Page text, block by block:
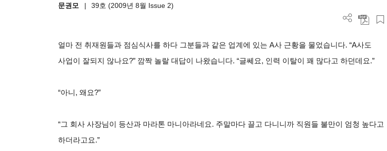
문권모 | 39호 (2009년 8월 Issue 2)
얼마 전 취재원들과 점심식사를 하다 그분들과 같은 업계에 있는 A사 근황을 물었습니다. “A사도
사업이 잘되지 않나요?” 깜짝 놀랄 대답이 나왔습니다. “글쎄요, 인력 이탈이 꽤 많다고 하던데요.”
“아니, 왜요?”
“그 회사 사장님이 등산과 마라톤 마니아라네요. 주말마다 끌고 다니니까 직원들 불만이 엄청 높다고
하더라고요.”